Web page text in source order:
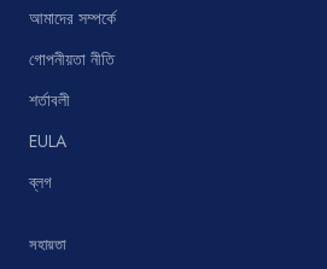
আমাদের সম্পর্কে
গোপনীয়তা নীতি
শর্তাবলী
EULA
ব্লগ
সহায়তা